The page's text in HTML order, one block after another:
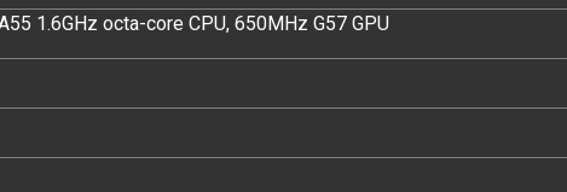
1.6GHz octa-core CPU, 650MHz G57 GPU